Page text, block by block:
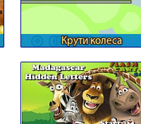
Крути колеса